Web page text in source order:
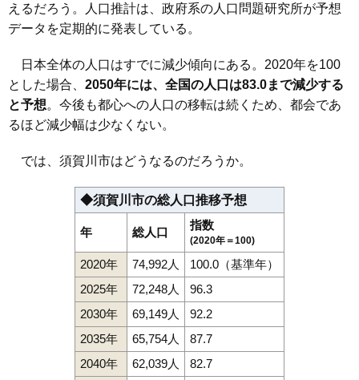
えるだろう。人口推計は、政府系の人口問題研究所が予想
データを定期的に発表している。
日本全体の人口はすでに減少傾向にある。2020年を100
とした場合、 2050年には、全国の人口は83.0まで減少する
と予想。今後も都心への人口の移転は続くため、都会であ
るほど減少幅は少なくない。
では、須賀川市はどうなるのだろうか。
◆須賀川市の総人口推移予想
年 総人口
指数
(2020年＝100)
2020年 74,992人
100.0（基準年）
2025年
72,248人
96.3
2030年
69,149人
92.2
2035年
65,754人
87.7
2040年
62,039人
82.7